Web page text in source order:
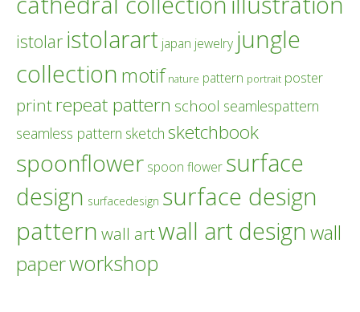
istolar istolarart japan jewelry jungle
collection motif nature pattern portrait poster
printrepeat pattern school seamlespattern
seamless pattern sketch sketchbook
spoonflower spoon flower surface
design surfacedesign surface design
pattern wall artwall art designwall
paperworkshop